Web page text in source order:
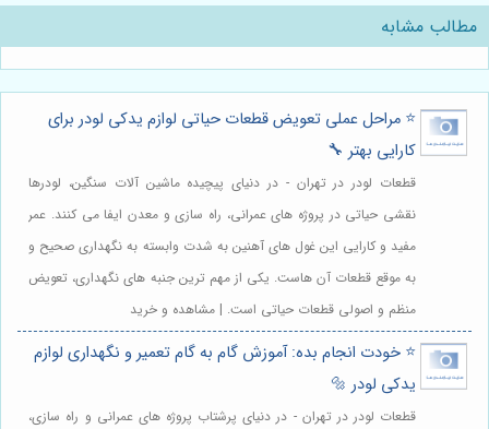
مطالب مشابه
⭐️ مراحل عملی تعویض قطعات حیاتی لوازم یدکی لودر برای
کارایی بهتر 🔧
قطعات لودر در تهران - در دنیای پیچیده ماشین آلات سنگین، لودرها
نقشی حیاتی در پروژه های عمرانی، راه سازی و معدن ایفا می کنند. عمر
مفید و کارایی این غول های آهنین به شدت وابسته به نگهداری صحیح و
به موقع قطعات آن هاست. یکی از مهم ترین جنبه های نگهداری، تعویض
منظم و اصولی قطعات حیاتی است. | مشاهده و خرید
⭐️ خودت انجام بده: آموزش گام به گام تعمیر و نگهداری لوازم
یدکی لودر 🔩
قطعات لودر در تهران - در دنیای پرشتاب پروژه های عمرانی و راه سازی،